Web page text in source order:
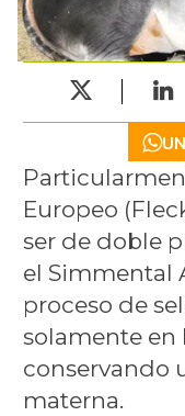
Europeo
ser de doble
el Simmental
proceso de
solamente en
conservando
materna.